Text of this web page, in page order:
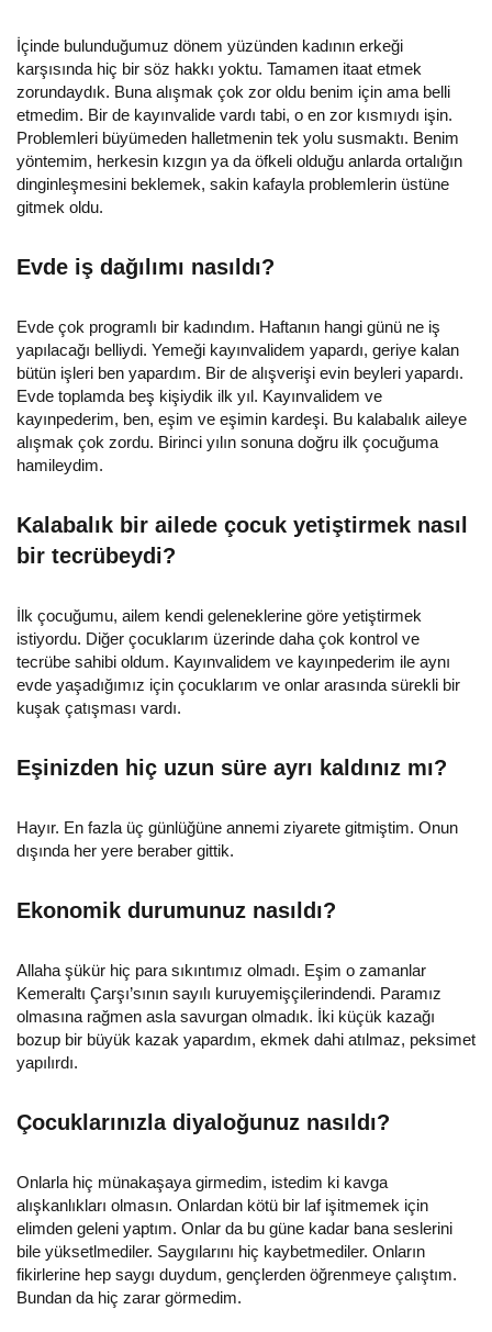
İçinde bulunduğumuz dönem yüzünden kadının erkeği
karşısında hiç bir söz hakkı yoktu. Tamamen itaat etmek
zorundaydık. Buna alışmak çok zor oldu benim için ama belli
etmedim. Bir de kayınvalide vardı tabi, o en zor kısmıydı işin.
Problemleri büyümeden halletmenin tek yolu susmaktı. Benim
yöntemim, herkesin kızgın ya da öfkeli olduğu anlarda ortalığın
dinginleşmesini beklemek, sakin kafayla problemlerin üstüne
gitmek oldu.
Evde iş dağılımı nasıldı?
Evde çok programlı bir kadındım. Haftanın hangi günü ne iş
yapılacağı belliydi. Yemeği kayınvalidem yapardı, geriye kalan
bütün işleri ben yapardım. Bir de alışverişi evin beyleri yapardı.
Evde toplamda beş kişiydik ilk yıl. Kayınvalidem ve
kayınpederim, ben, eşim ve eşimin kardeşi. Bu kalabalık aileye
alışmak çok zordu. Birinci yılın sonuna doğru ilk çocuğuma
hamileydim.
Kalabalık bir ailede çocuk yetiştirmek nasıl
bir tecrübeydi?
İlk çocuğumu, ailem kendi geleneklerine göre yetiştirmek
istiyordu. Diğer çocuklarım üzerinde daha çok kontrol ve
tecrübe sahibi oldum. Kayınvalidem ve kayınpederim ile aynı
evde yaşadığımız için çocuklarım ve onlar arasında sürekli bir
kuşak çatışması vardı.
Eşinizden hiç uzun süre ayrı kaldınız mı?
Hayır. En fazla üç günlüğüne annemi ziyarete gitmiştim. Onun
dışında her yere beraber gittik.
Ekonomik durumunuz nasıldı?
Allaha şükür hiç para sıkıntımız olmadı. Eşim o zamanlar
Kemeraltı Çarşı’sının sayılı kuruyemişçilerindendi. Paramız
olmasına rağmen asla savurgan olmadık. İki küçük kazağı
bozup bir büyük kazak yapardım, ekmek dahi atılmaz, peksimet
yapılırdı.
Çocuklarınızla diyaloğunuz nasıldı?
Onlarla hiç münakaşaya girmedim, istedim ki kavga
alışkanlıkları olmasın. Onlardan kötü bir laf işitmemek için
elimden geleni yaptım. Onlar da bu güne kadar bana seslerini
bile yüksetlmediler. Saygılarını hiç kaybetmediler. Onların
fikirlerine hep saygı duydum, gençlerden öğrenmeye çalıştım.
Bundan da hiç zarar görmedim.